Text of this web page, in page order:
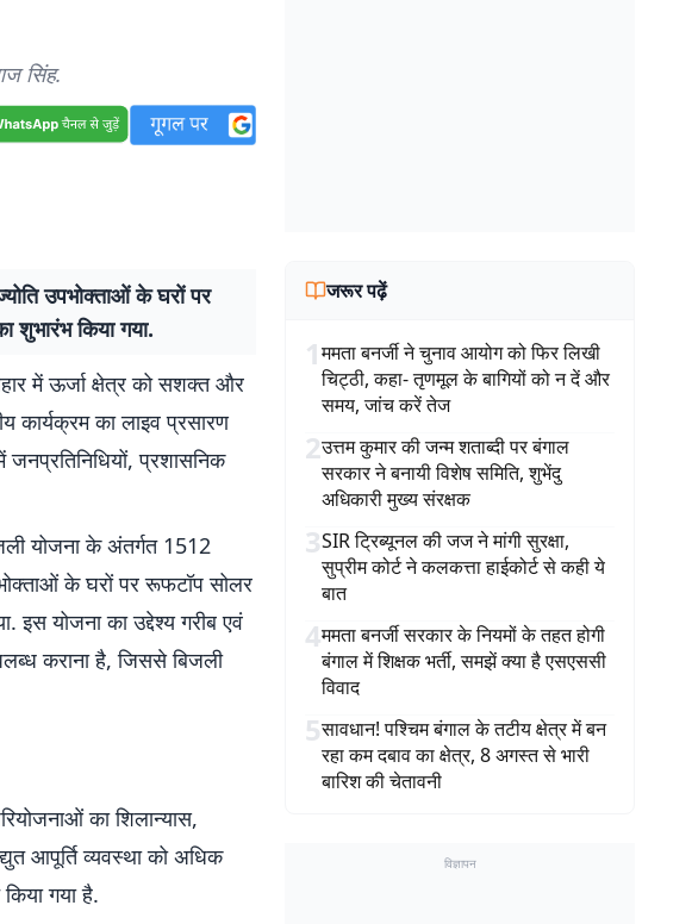
सिंह.
उपभोक्ताओं के घरों पर
शुभारंभ किया गया.
में ऊर्जा क्षेत्र को सशक्त और
कार्यक्रम का लाइव प्रसारण
प्रशासनिक
योजना के अंतर्गत 1512
के घरों पर रूफटॉप सोलर
इस योजना का उद्देश्य गरीब एवं
कराना है, जिससे बिजली
का शिलान्यास,
आपूर्ति व्यवस्था को अधिक
गया है.
जरूर पढ़ें
1ममता बनर्जी ने चुनाव आयोग को फिर लिखी
चिट्ठी, कहा- तृणमूल के बागियों को न दें और
समय, जांच करें तेज
2उत्तम कुमार की जन्म शताब्दी पर बंगाल
सरकार ने बनायी विशेष समिति, शुभेंदु
अधिकारी मुख्य संरक्षक
3SIR ट्रिब्यूनल की जज ने मांगी सुरक्षा,
सुप्रीम कोर्ट ने कलकत्ता हाईकोर्ट से कही ये
बात
4ममता बनर्जी सरकार के नियमों के तहत होगी
बंगाल में शिक्षक भर्ती, समझें क्या है एसएससी
विवाद
5सावधान! पश्चिम बंगाल के तटीय क्षेत्र में बन
रहा कम दबाव का क्षेत्र, 8 अगस्त से भारी
बारिश की चेतावनी
विज्ञापन